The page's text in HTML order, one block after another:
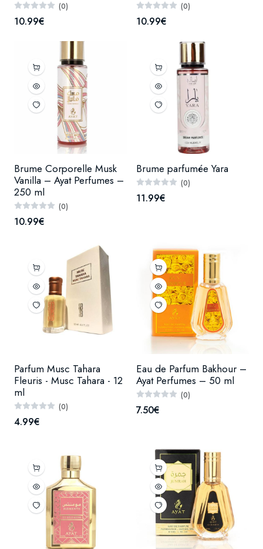
(0)
10.99€
(0)
10.99€
Brume Corporelle Musk
Vanilla – Ayat Perfumes –
250 ml
(0)
10.99€
Brume parfumée Yara
(0)
11.99€
Parfum Musc Tahara
Fleuris - Musc Tahara - 12
ml
(0)
4.99€
Eau de Parfum Bakhour –
Ayat Perfumes – 50 ml
(0)
7.50€